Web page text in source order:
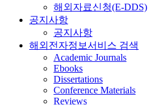
해외자료신청(E-DDS)
공지사항
공지사항
해외전자정보서비스 검색
Academic Journals
Ebooks
Dissertations
Conference Materials
Reviews